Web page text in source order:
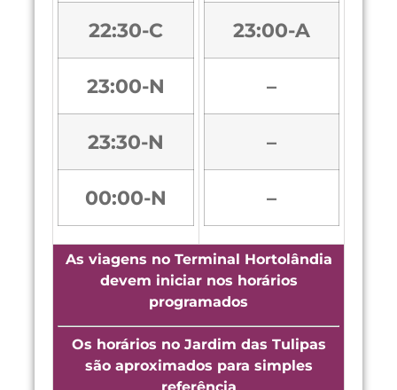
22:30-C
23:00-N
23:30-N
00:00-N
23:00-A
–
–
–
As viagens no Terminal Hortolândia
devem iniciar nos horários
programados
Os horários no Jardim das Tulipas
são aproximados para simples